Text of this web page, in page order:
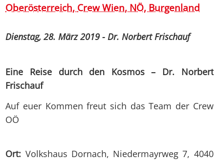
Oberösterreich, Crew Wien, NÖ, Burgenland
Dienstag, 28. März 2019 - Dr. Norbert Frischauf
Eine Reise durch den Kosmos – Dr. Norbert
Frischauf
Auf euer Kommen freut sich das Team der Crew
OÖ
Ort: Volkshaus Dornach, Niedermayrweg 7, 4040